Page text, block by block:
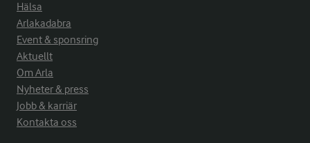
Hälsa
Arlakadabra
Event & sponsring
Aktuellt
Om Arla
Nyheter & press
Jobb & karriär
Kontakta oss